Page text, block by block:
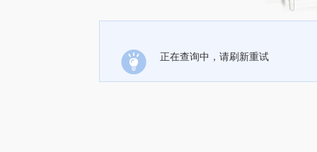
正在查询中，请刷新重试